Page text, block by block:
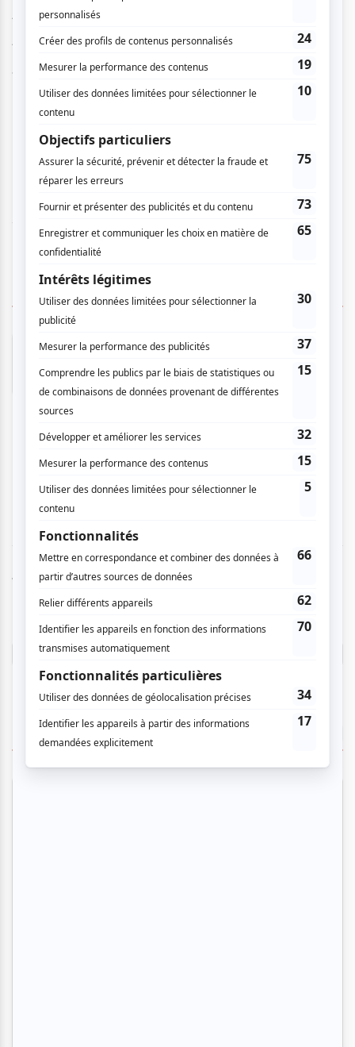
André Leroux, saxophones et clarinette
Aron Doyle , trompette
Jean-Nicolas Trottier, trombone
Bernard Falaise, guitare électrique
Guillaume Dostaler
Clinton Ryder , contrebasse
, batterie et percussions
www.lofffestivaldejazz.com
1 COMMENTAIRE DE MEMBRE
Jacques L. - 2010-10-25 13:57:54
Bon show Bon show avec salle comble et
enthousiaste. J'ai découvert Pierre Labbé et j'ai
beaucoup apprécié à la fois sa musique et son
beaucoup de plaisir à jouer ensemble. J'ai
acheté le CD pour immortaliser la soirée.
Vous devez être connecté pour
donner un avis.
Connectez-vous ici.
TOUTES LES OFFRES